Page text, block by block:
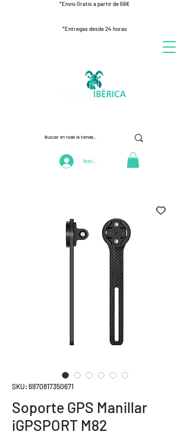
*Envío Gratis a partir de 69€
*Entregas desde 24 horas
Iniciar Sesión
SKU: 6970817350671
Soporte GPS Manillar
iGPSPORT M82